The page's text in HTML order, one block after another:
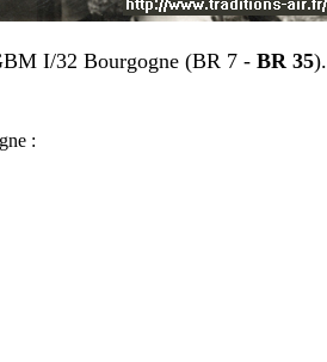
I/32 Bourgogne (BR 7 - BR 35).
: